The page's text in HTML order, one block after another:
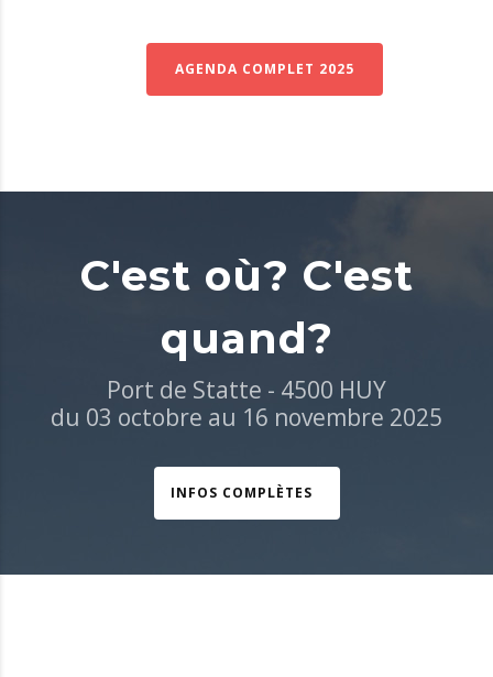
AGENDA COMPLET 2025
C'est où? C'est
quand?
Port de Statte - 4500 HUY
du 03 octobre au 16 novembre 2025
INFOS COMPLÈTES